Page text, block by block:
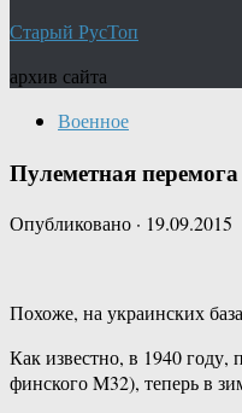
Старый РусТоп
архив сайта
Военное
Пулеметная перемога
Опубликовано · 19.09.2015
Похоже, на украинских
Как известно, в 1940
финского M32), теперь в